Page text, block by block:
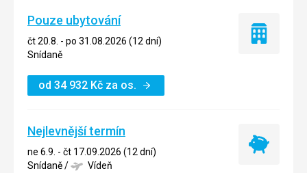
Pouze ubytování
čt 20.8. - po 31.08.2026 (12 dní)
Snídaně
od 34 932 Kč za os.
Pouze
Nejlevnější termín
ne 6.9. - čt 17.09.2026 (12 dní)
Snídaně/ Vídeň
Nejlevnější